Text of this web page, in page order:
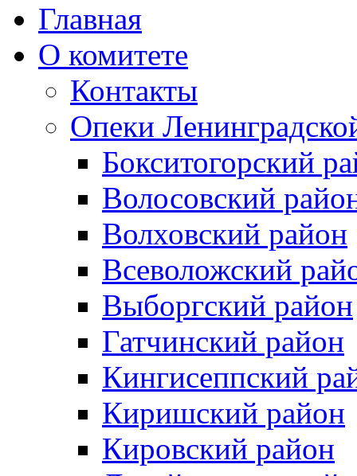
Главная
О комитете
Контакты
Опеки
Бокситогорский
Волосовский
Волховский район
Всеволожский
Выборгский район
Гатчинский район
Кингисеппский
Киришский район
Кировский район